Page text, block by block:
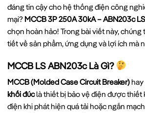
đáng tin cậy cho hệ thống điện công
mại? MCCB 3P 250A 30kA – ABN203c LS
chọn hoàn hảo! Trong bài viết này, chúng
tiết về sản phẩm, ứng dụng và lợi ích mà
MCCB LS ABN203c Là Gì?
MCCB (Molded Case Circuit Breaker)hay
khối đúclà thiết bị bảo vệ điện được thiết
điện khi phát hiện quá tải hoặc ngắn